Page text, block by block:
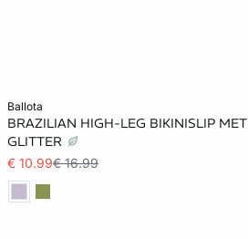
ballota
BRAZILIAN HIGH-LEG BIKINISLIP MET
GLITTER
€ 10.99€ 16.99
32